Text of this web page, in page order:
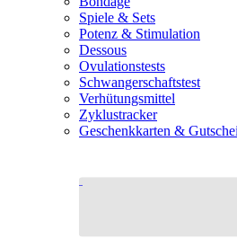
Spiele & Sets
Potenz & Stimulation
Dessous
Ovulationstests
Schwangerschaftstest
Verhütungsmittel
Zyklustracker
Geschenkkarten &